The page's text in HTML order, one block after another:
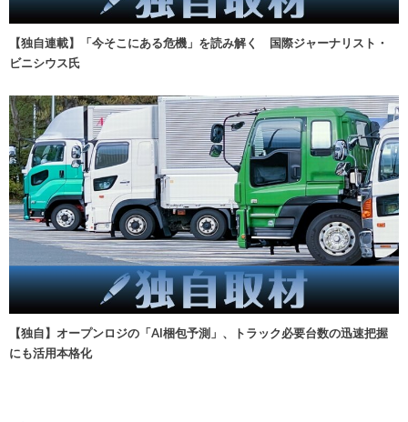
【独自連載】「今そこにある危機」を読み解く 国際ジャーナリスト・
ビニシウス氏
【独自】オープンロジの「AI梱包予測」、トラック必要台数の迅速把握
にも活用本格化